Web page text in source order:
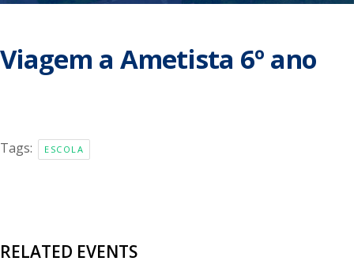
Viagem a Ametista 6º ano
Tags: ESCOLA
RELATED EVENTS